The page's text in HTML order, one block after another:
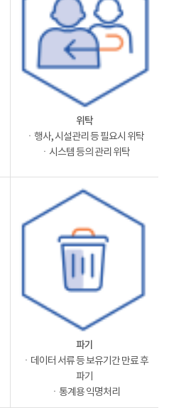
위탁
ㆍ행사, 시설관리 등 필요시 위탁
ㆍ시스템 등의 관리 위탁
파기
ㆍ데이터 서류 등 보유기간 만료 후
파기
ㆍ통계용 익명처리